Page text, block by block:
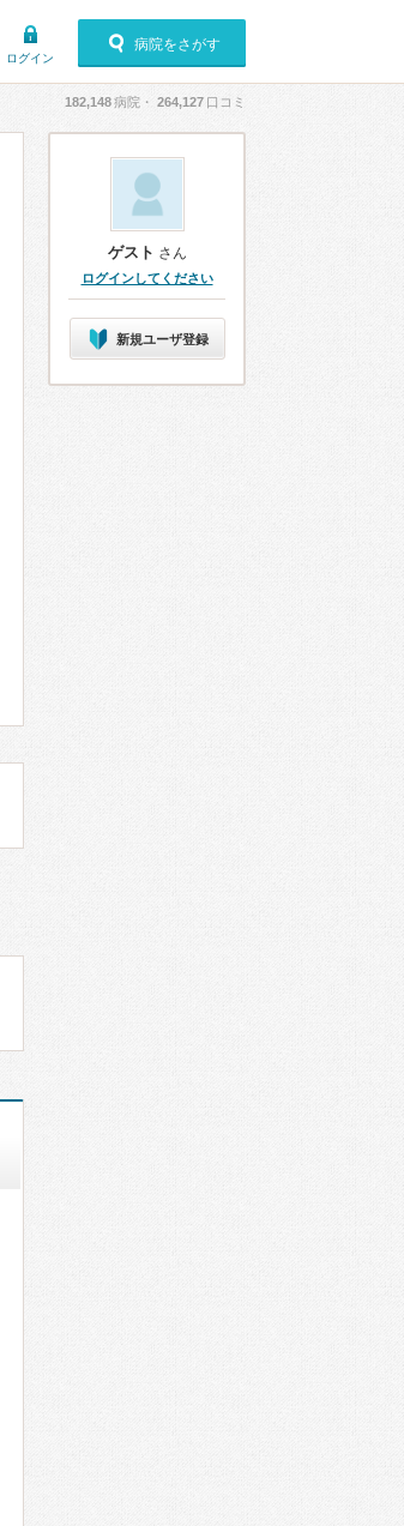
ログイン
病院をさがす
182,148病院・ 264,127 口コミ
ゲスト さん
ログインしてください
新規ユーザ登録